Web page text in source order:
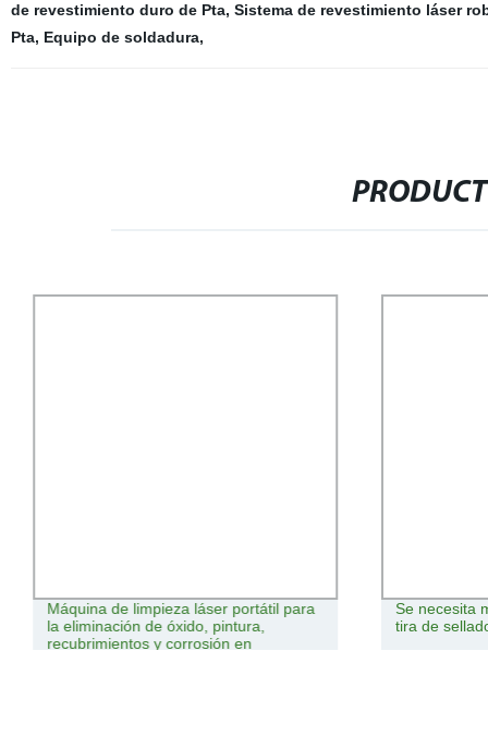
de revestimiento duro de Pta, Sistema de revestimiento láser
Pta, Equipo de soldadura,
Máquina de limpieza láser portátil para
la eliminación de óxido, pintura,
recubrimientos y corrosión en
Se necesita
tira de